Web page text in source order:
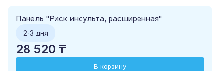
Панель "Риск инсульта, расширенная"
2-3 дня
28 520 ₸
В корзину